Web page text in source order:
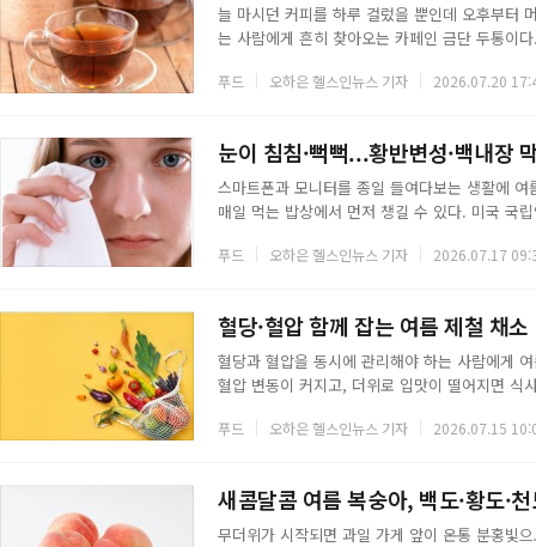
늘 마시던 커피를 하루 걸렀을 뿐인데 오후부터
는 사람에게 흔히 찾아오는 카페인 금단 두통이
에 작용하면서 뇌혈관이 확장되고 두통이 생긴
푸드 오하은 헬스인뉴스 기자 2026.07.20
눈이 침침·뻑뻑...황반변성·백내장
스마트폰과 모니터를 종일 들여다보는 생활에
매일 먹는 밥상에서 먼저 챙길 수 있다. 미국 국
풍부한 제철 과일과 채소를 정리했다.◇ 시금치,
푸드 오하은 헬스인뉴스 기자 2026.07.17
혈당·혈압 함께 잡는 여름 제철 채
혈당과 혈압을 동시에 관리해야 하는 사람에게
혈압 변동이 커지고, 더위로 입맛이 떨어지면 식
이 급하게 오르는 것을 늦추고, 칼륨은 신장이
푸드 오하은 헬스인뉴스 기자 2026.07.15
새콤달콤 여름 복숭아, 백도·황도·
무더위가 시작되면 과일 가게 앞이 온통 분홍빛